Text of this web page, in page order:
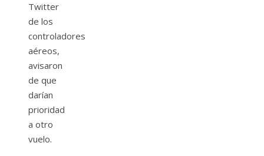
Twitter
de los
controladores
aéreos,
avisaron
de que
darían
prioridad
a otro
vuelo.